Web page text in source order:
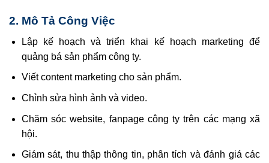
2. Mô Tả Công Việc
Lập kế hoạch và triển khai kế hoạch marketing để
quảng bá sản phẩm công ty.
Viết content marketing cho sản phẩm.
Chỉnh sửa hình ảnh và video.
Chăm sóc website, fanpage công ty trên các mạng xã
hội.
Giám sát, thu thập thông tin, phân tích và đánh giá các